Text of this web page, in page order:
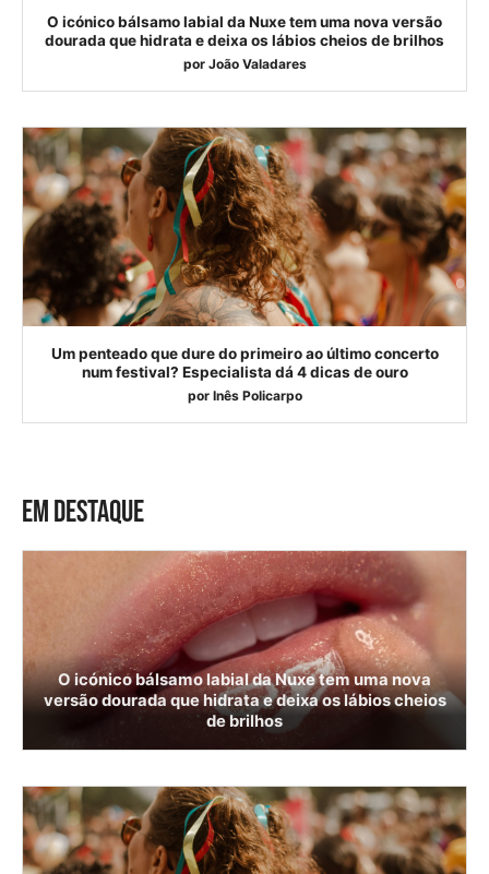
O icónico bálsamo labial da Nuxe tem uma nova versão
dourada que hidrata e deixa os lábios cheios de brilhos
por João Valadares
Um penteado que dure do primeiro ao último concerto
num festival? Especialista dá 4 dicas de ouro
por Inês Policarpo
EM DESTAQUE
O icónico bálsamo labial da Nuxe tem uma nova
versão dourada que hidrata e deixa os lábios cheios
de brilhos